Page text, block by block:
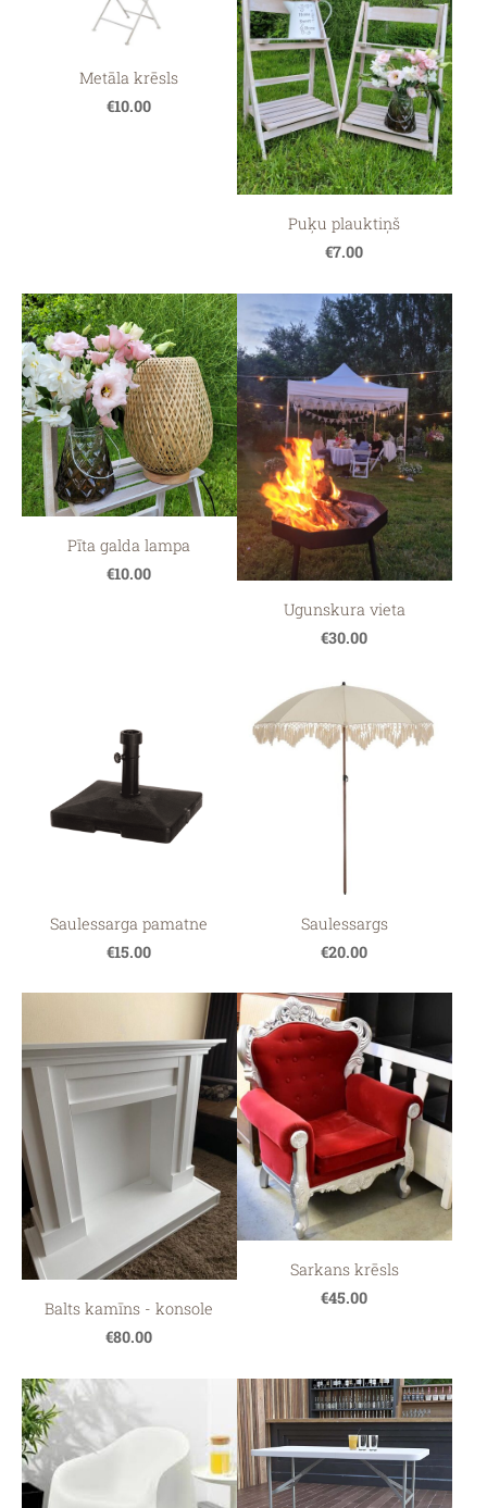
Metāla krēsls
€10.00
Puķu plauktiņš
€7.00
Pīta galda lampa
€10.00
Ugunskura vieta
€30.00
Saulessarga pamatne
€15.00
Saulessargs
€20.00
Balts kamīns - konsole
€80.00
Sarkans krēsls
€45.00